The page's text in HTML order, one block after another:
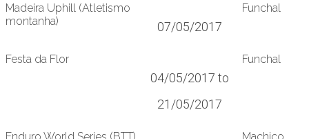
Madeira Uphill (Atletismo
montanha)
07/05/2017
Funchal
Festa da Flor
04/05/2017 to
21/05/2017
Funchal